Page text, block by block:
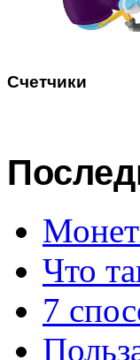
Счетчики
Что
7